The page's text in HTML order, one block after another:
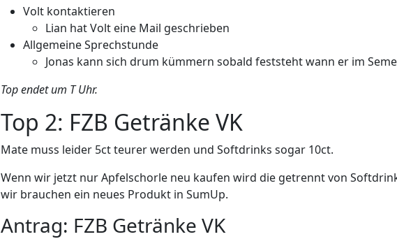
Volt kontaktieren
Lian hat Volt eine Mail geschrieben
Allgemeine Sprechstunde
Jonas kann sich drum kümmern sobald feststeht wann er im
Top endet um T Uhr.
Top 2: FZB Getränke VK
Mate muss leider 5ct teurer werden und Softdrinks sogar 10ct.
Wenn wir jetzt nur Apfelschorle neu kaufen wird die getrennt von
wir brauchen ein neues Produkt in SumUp.
Antrag: FZB Getränke VK